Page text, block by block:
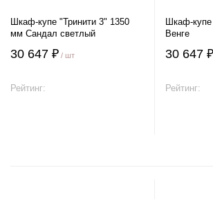
Шкаф-купе "Тринити 3" 1350
мм Сандал светлый
30 647 ₽ / шт
Рейтинг:
Шкаф-
Венге
30 647 ₽
Рейтинг: